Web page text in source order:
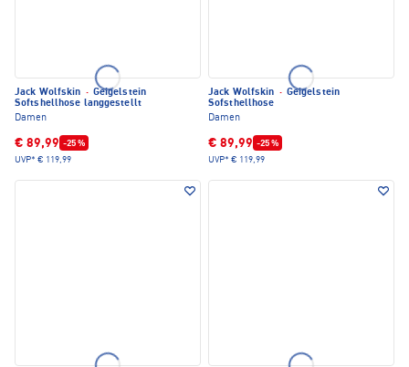
Jack Wolfskin · Geigelstein
Softshellhose langgestellt
Damen
€ 89,99 -25 %
UVP* € 119,99
Jack Wolfskin · Geigelstein
Sofsthellhose
Damen
€ 89,99 -25 %
UVP* € 119,99